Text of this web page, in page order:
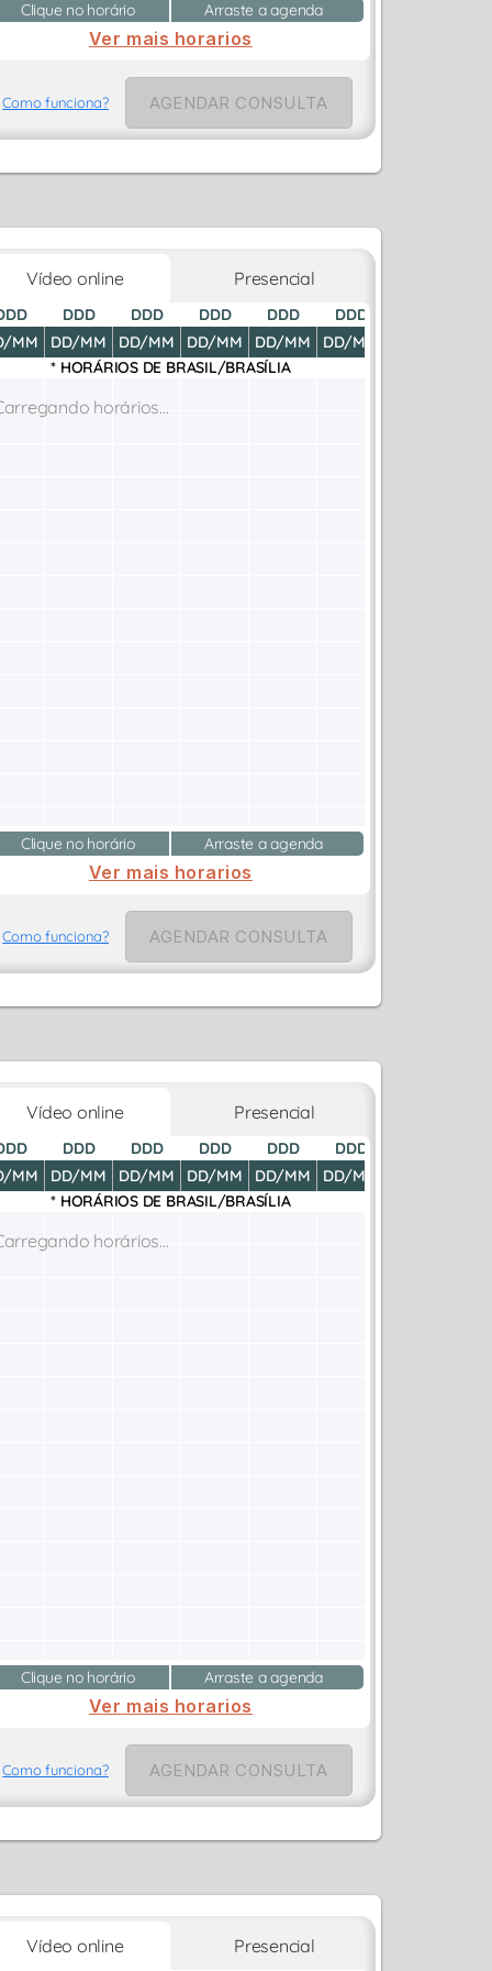
Clique no horário Arraste a agenda
Ver mais horarios
Como funciona? AGENDAR CONSULTA
Vídeo online Presencial
MM
DDD
DD/MM
DDD
DD/MM
DDD
DD/MM
DDD
DD/MM
DDD
DD/MM
* HORÁRIOS DE BRASIL/BRASÍLIA
horários...
Clique no horário Arraste a agenda
Ver mais horarios
Como funciona? AGENDAR CONSULTA
Vídeo online Presencial
MM
DDD
DD/MM
DDD
DD/MM
DDD
DD/MM
DDD
DD/MM
DDD
DD/MM
* HORÁRIOS DE BRASIL/BRASÍLIA
horários...
Clique no horário Arraste a agenda
Ver mais horarios
Como funciona? AGENDAR CONSULTA
Vídeo online Presencial